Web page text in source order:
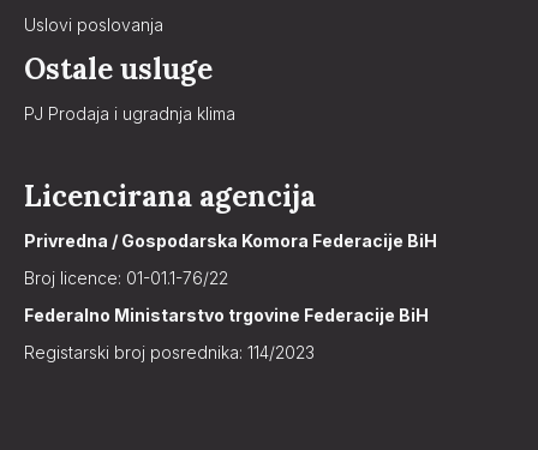
Uslovi poslovanja
Ostale usluge
PJ Prodaja i ugradnja klima
Licencirana agencija
Privredna / Gospodarska Komora Federacije BiH
Broj licence: 01-01.1-76/22
Federalno Ministarstvo trgovine Federacije BiH
Registarski broj posrednika: 114/2023